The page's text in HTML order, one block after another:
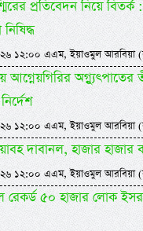
প্রতিবেদন নিয়ে বিতর্ক :
১২:০০ এএম, ইয়াওমুল আরবিয়া
আগ্নেয়গিরির অগ্ন্যুৎপাতের
১২:০০ এএম, ইয়াওমুল আরবিয়া
দাবানল, হাজার
১২:০০ এএম, ইয়াওমুল আরবিয়া
রেকর্ড ৫০ হাজার লোক